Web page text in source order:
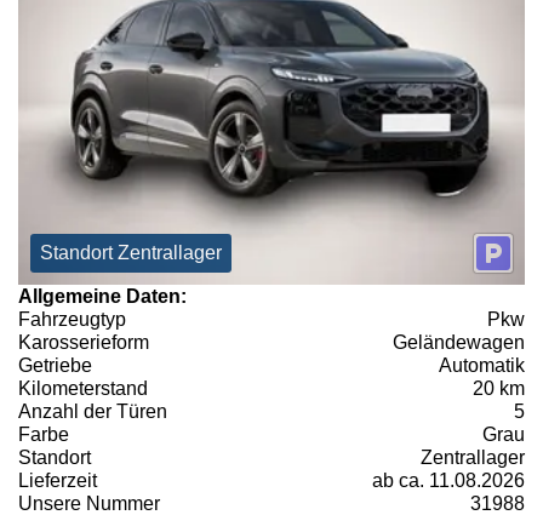
Standort Zentrallager
Allgemeine Daten:
Fahrzeugtyp
Pkw
Karosserieform
Geländewagen
Getriebe
Automatik
Kilometerstand
20 km
Anzahl der Türen
5
Farbe
Grau
Standort
Zentrallager
Lieferzeit
ab ca. 11.08.2026
Unsere Nummer
31988